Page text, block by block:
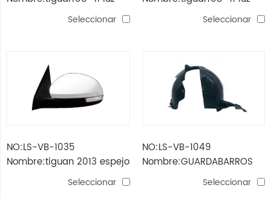
Seleccionar Seleccionar
NO:LS-VB-1035
Nombre:tiguan 2013 espejo
6 lineas / 9 lineasSeleccionar
NO:LS-VB-1049
Nombre:GUARDABARROS
INTERIOR TIGUAN 2017
Seleccionar